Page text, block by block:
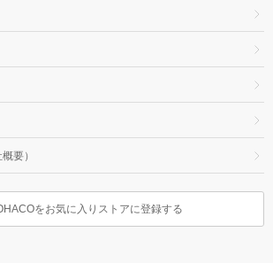
要）
をお気に入りストアに登録する